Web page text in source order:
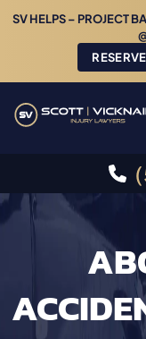
SV HELPS – PROJECT